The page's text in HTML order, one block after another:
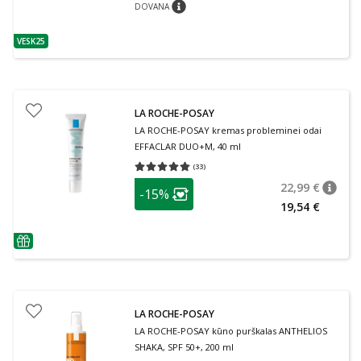
patarimas
VESK25
DOVANApatarimas
patarimas
LA ROCHE-POSAY
LA ROCHE-POSAY kremas probleminei odai
EFFACLAR DUO+M, 40 ml
(33)
Vidutinis įvertinimas 5.00
patarimas
Lojalumo klubo narių nuolaida
-15% 22,99 €
19,54 €
LA ROCHE-POSAY
LA ROCHE-POSAY kūno purškalas ANTHELIOS
SHAKA, SPF 50+, 200 ml